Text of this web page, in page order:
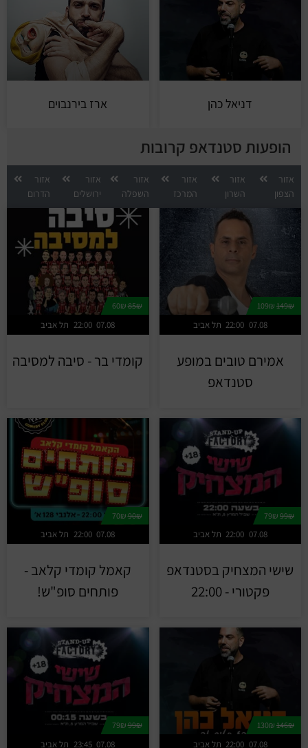
דניאל כהן ארז בירנבוים
הופעות סטנדאפ קרובות
אזור
הצפון
אזור
השרון
אזור
המרכז
אזור
השפלה
אזור
ירושלים
אזור
הדרום
149₪
תל אביב 22:00 07.08
אמירם טובים במופע
סטנדאפ
85₪
60₪
תל אביב 22:00 07.08
קומדי בר - סיבה למסיבה
99₪
תל אביב 22:00 07.08
שישי המצחיק בסטנדאפ
פקטורי - 22:00
90₪
70₪
תל אביב 22:00 07.08
קאמל קומדי קלאב -
פותחים סופ"ש!
146₪
תל אביב 22:00 07.08
99₪
79₪
תל אביב 23:45 07.08